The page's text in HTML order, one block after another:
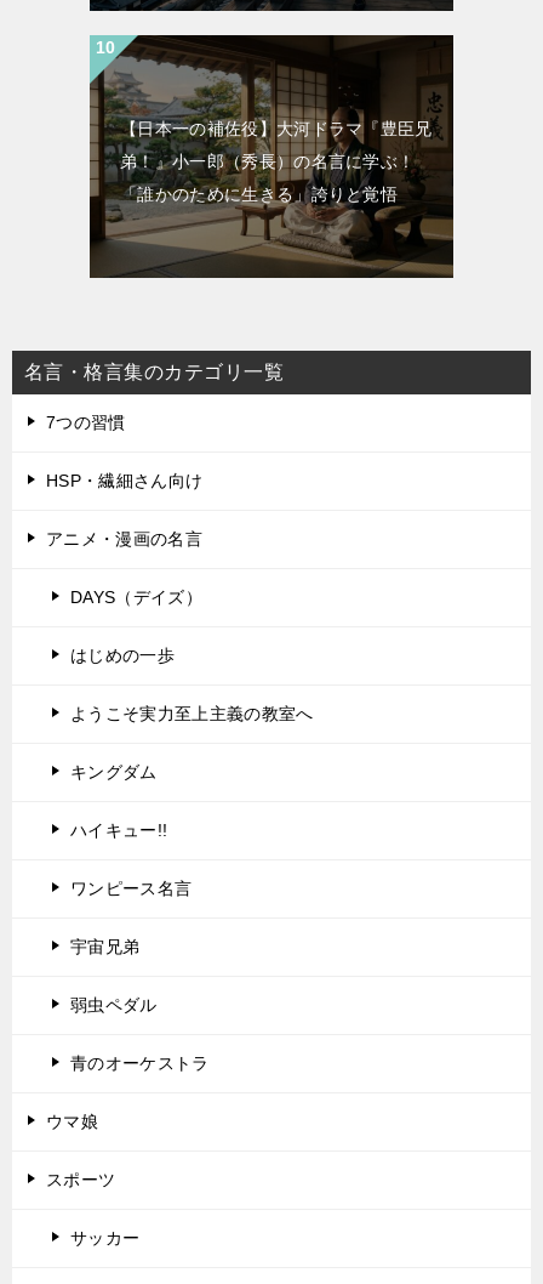
【日本一の補佐役】大河ドラマ『豊臣兄
弟！』小一郎（秀長）の名言に学ぶ！
「誰かのために生きる」誇りと覚悟
名言・格言集のカテゴリ一覧
7つの習慣
HSP・繊細さん向け
アニメ・漫画の名言
DAYS（デイズ）
はじめの一歩
ようこそ実力至上主義の教室へ
キングダム
ハイキュー!!
ワンピース名言
宇宙兄弟
弱虫ペダル
青のオーケストラ
ウマ娘
スポーツ
サッカー